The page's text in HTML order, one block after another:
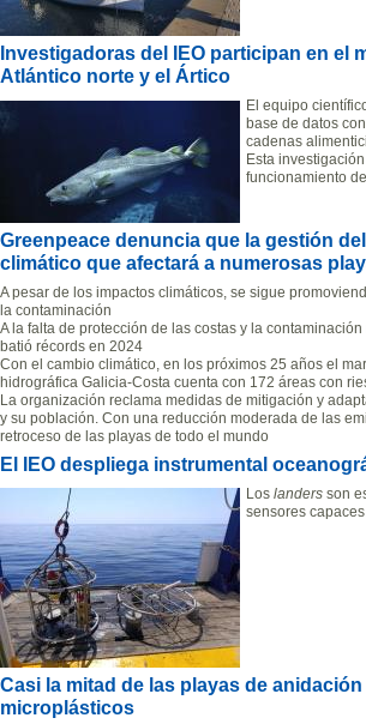
Investigadoras del IEO participan en el
Atlántico norte y el Ártico
El equipo
base de datos
cadenas
Esta
funcionamiento
Greenpeace denuncia que la gestión
climático que afectará a numerosas
A pesar de los impactos climáticos, se sigue
la contaminación
A la falta de protección de las costas y la
batió récords en 2024
Con el cambio climático, en los próximos 25 años el
hidrográfica Galicia-Costa cuenta con 172 áreas con
La organización reclama medidas de mitigación y
y su población. Con una reducción moderada de las
retroceso de las playas de todo el mundo
El IEO despliega instrumental
Los landers son
sensores
Casi la mitad de las playas de
microplásticos